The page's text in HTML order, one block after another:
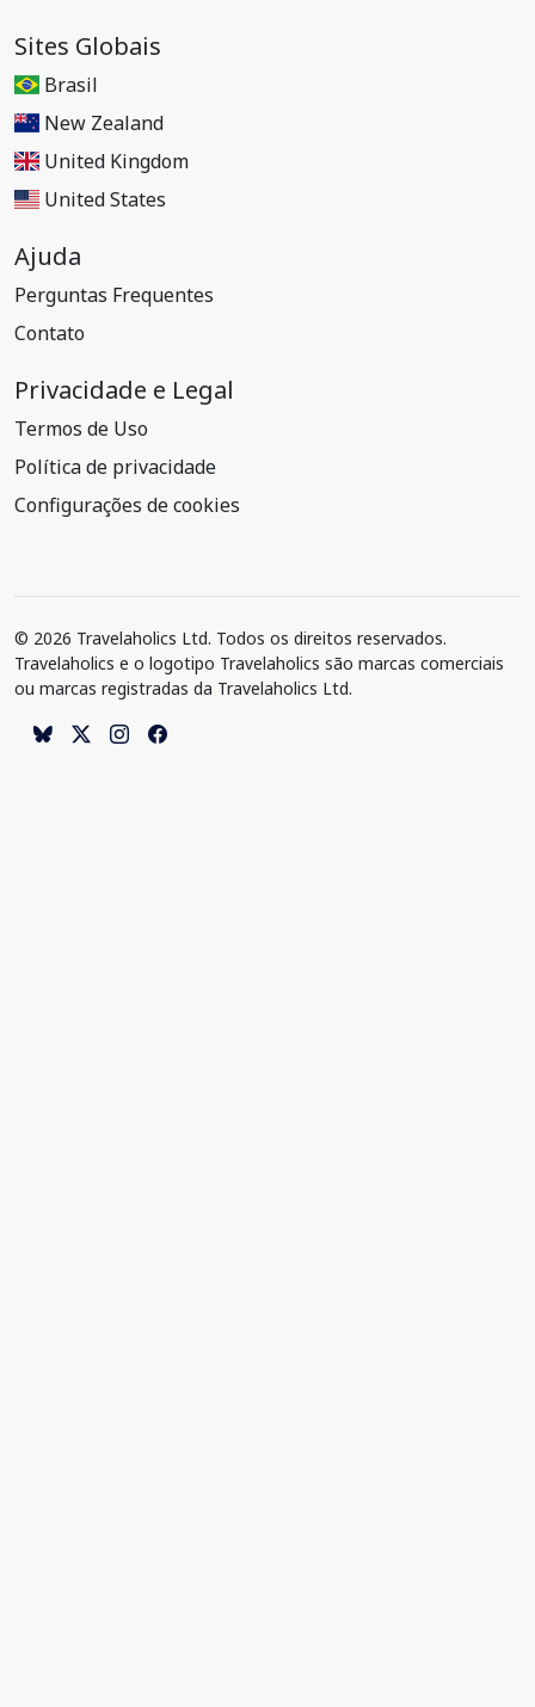
Sites Globais
Brasil
New Zealand
United Kingdom
United States
Ajuda
Perguntas Frequentes
Contato
Privacidade e Legal
Termos de Uso
Política de privacidade
Configurações de cookies
© 2026 Travelaholics Ltd. Todos os direitos reservados.
Travelaholics e o logotipo Travelaholics são marcas comerciais
ou marcas registradas da Travelaholics Ltd.